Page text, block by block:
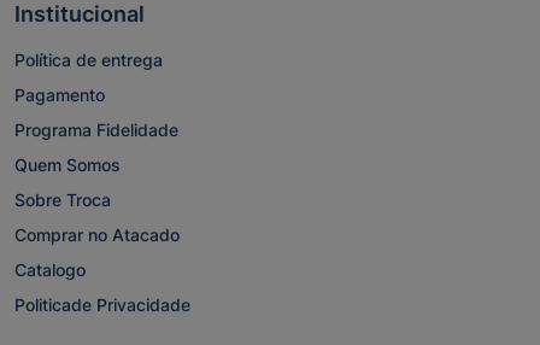
Institucional
Política de entrega
Pagamento
Programa Fidelidade
Quem Somos
Sobre Troca
Comprar no Atacado
Catalogo
Politicade Privacidade